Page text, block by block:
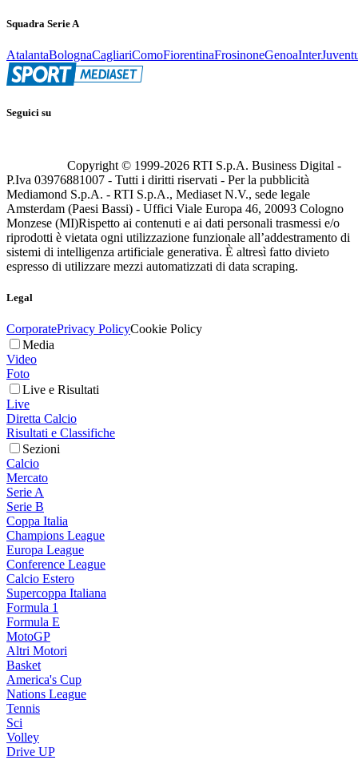
Squadra Serie A
AtalantaBolognaCagliariComoFiorentinaFrosinoneGenoaInter
Seguici su
Copyright © 1999-2026 RTI S.p.A. Business Digital -
P.Iva 03976881007 - Tutti i diritti riservati - Per la pubblicità
Mediamond S.p.A. - RTI S.p.A., Mediaset N.V., sede legale
Amsterdam (Paesi Bassi) - Uffici Viale Europa 46, 20093 Cologno
Monzese (MI)Rispetto ai contenuti e ai dati personali trasmessi e/o
riprodotti è vietata ogni utilizzazione funzionale all’addestramento di
sistemi di intelligenza artificiale generativa. È altresì fatto divieto
espresso di utilizzare mezzi automatizzati di data scraping.
Legal
CorporatePrivacy PolicyCookie Policy
Media
Video
Foto
Live e Risultati
Live
Diretta Calcio
Risultati e Classifiche
Sezioni
Calcio
Mercato
Serie A
Serie B
Coppa Italia
Champions League
Europa League
Conference League
Calcio Estero
Supercoppa Italiana
Formula 1
Formula E
MotoGP
Altri Motori
Basket
America's Cup
Nations League
Tennis
Sci
Volley
Drive UP